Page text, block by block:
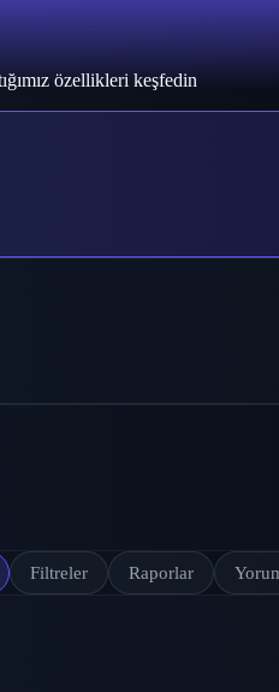
özellikleri keşfedin
Filtreler Raporlar